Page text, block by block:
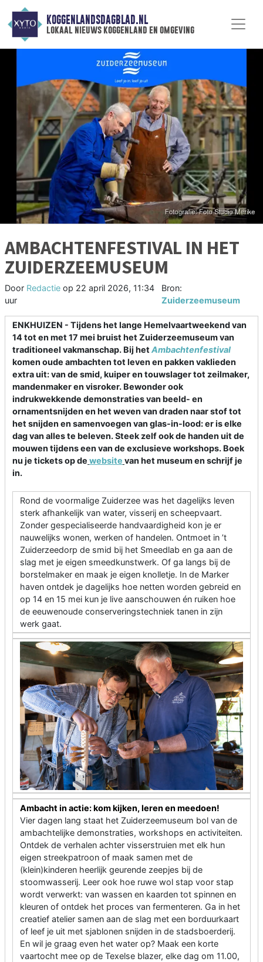
KOGGENLANDSDAGBLAD.NL
lokaal nieuws koggenland en omgeving
AMBACHTENFESTIVAL IN HET
ZUIDERZEEMUSEUM
Door Redactie op 22 april 2026, 11:34
uur
Bron:
Zuiderzeemuseum
ENKHUIZEN - Tijdens het lange Hemelvaartweekend van
14 tot en met 17 mei bruist het Zuiderzeemuseum van
traditioneel vakmanschap. Bij het Ambachtenfestival
komen oude ambachten tot leven en pakken vaklieden
extra uit: van de smid, kuiper en touwslager tot zeilmaker,
mandenmaker en visroker. Bewonder ook
indrukwekkende demonstraties van beeld- en
ornamentsnijden en het weven van draden naar stof tot
het snijden en samenvoegen van glas-in-lood: er is elke
dag van alles te beleven. Steek zelf ook de handen uit de
mouwen tijdens een van de exclusieve workshops. Boek
nu je tickets op de website van het museum en schrijf je
in.
Rond de voormalige Zuiderzee was het dagelijks leven
sterk afhankelijk van water, visserij en scheepvaart.
Zonder gespecialiseerde handvaardigheid kon je er
nauwelijks wonen, werken of handelen. Ontmoet in ’t
Zuiderzeedorp de smid bij het Smeedlab en ga aan de
slag met je eigen smeedkunstwerk. Of ga langs bij de
borstelmaker en maak je eigen knolletje. In de Marker
haven ontdek je dagelijks hoe netten worden gebreid en
op 14 en 15 mei kun je live aanschouwen én ruiken hoe
de eeuwenoude conserveringstechniek tanen in zijn
werk gaat.
Ambacht in actie: kom kijken, leren en meedoen!
Vier dagen lang staat het Zuiderzeemuseum bol van de
ambachtelijke demonstraties, workshops en activiteiten.
Ontdek de verhalen achter visserstruien met elk hun
eigen streekpatroon of maak samen met de
(klein)kinderen heerlijk geurende zeepjes bij de
stoomwasserij. Leer ook hoe ruwe wol stap voor stap
wordt verwerkt: van wassen en kaarden tot spinnen en
kleuren of ontdek het proces van fermenteren. Ga in het
creatief atelier samen aan de slag met een borduurkaart
of leef je uit met sjablonen snijden in de stadsboerderij.
En wil je graag even het water op? Maak een korte
vaartocht mee op de Texelse blazer, elke dag om 11.00,